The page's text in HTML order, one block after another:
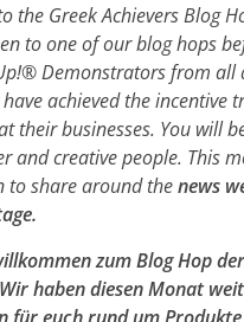
the Greek Achievers Blog
to one of our blog hops
Demonstrators from all
achieved the incentive
their businesses. You will
and creative people. This
to share around thenews
.
zum Blog Hop
haben diesen Monat